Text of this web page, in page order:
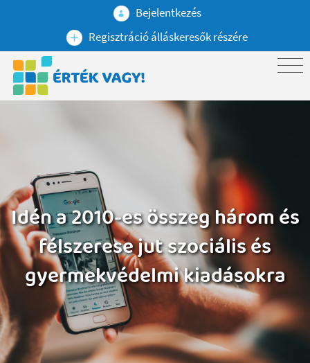
Bejelentkezés
Regisztráció álláskeresők részére
Idén a 2010-es összeg három és
félszerese jut szociális és
gyermekvédelmi kiadásokra